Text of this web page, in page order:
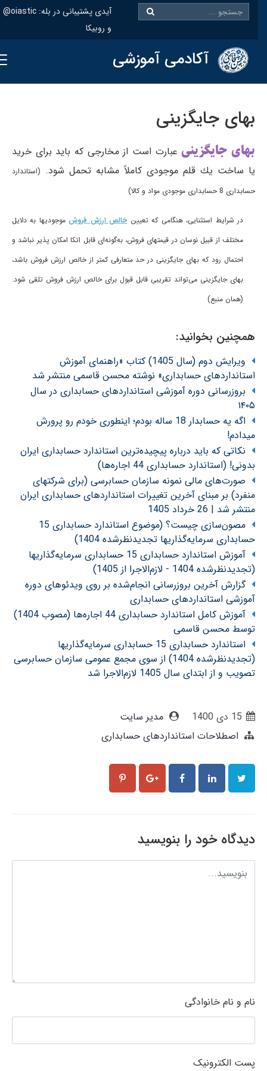
@oiastic :آیدی پشتیبانی در بله
و روبیکا
آکادمی آموزشی
بهای‌ جایگزینی‌
بهای‌ جایگزینی‌عبارت‌ است‌ از مخارجی‌ كه‌ باید برای‌ خرید
یا ساخت‌ یك‌ قلم‌ موجودی‌ كاملاً مشابه‌ تحمل‌ شود.(استاندارد
حسابداری 8 حسابداری موجودی مواد و كالا)
در شرایط‌ استثنایی‌، هنگامی‌ كه‌ تعیین‌خالص‌ ارزش‌ فروش‌موجودیها به‌ دلایل‌
مختلف‌ از قبیل‌ نوسان‌ در قیمتهای‌ فروش‌، به‌گونه‌ای‌ قابل‌ اتكا امكان‌ پذیر نباشد و
احتمال‌ رود كه‌ بهای‌ جایگزینی‌ در حد متعارفی‌ كمتر از خالص‌ ارزش‌ فروش‌ باشد،
بهای‌ جایگزینی‌ می‌تواند تقریبی‌ قابل‌ قبول‌ برای‌ خالص‌ ارزش‌ فروش‌ تلقی‌ شود.
(همان منبع)
همچنین بخوانید:
ویرایش دوم (سال 1405) کتاب «راهنمای آموزش
استانداردهای حسابداری» نوشته محسن قاسمی منتشر شد
بروزرسانی دوره آموزشی استانداردهای حسابداری در سال
۱۴۰۵
اگه یه حسابدار 18 ساله بودم؛ اینطوری خودم رو پرورش
میدادم!
نکاتی که باید درباره پیچیده‌ترین استاندارد حسابداری ایران
بدونی! (استاندارد حسابداری 44 اجاره‌ها)
صورت‌های مالی نمونه سازمان حسابرسی (برای شرکتهای
منفرد) بر مبنای آخرین تغییرات استانداردهای حسابداری ایران
منتشر شد | 26 خرداد 1405
مصون‌سازی چیست؟ (موضوع استاندارد حسابداری 15
حسابداری سرمایه‌گذاریها تجدیدنظرشده 1404)
آموزش استاندارد حسابداری 15 حسابداری سرمایه‌گذاریها
(تجدیدنظرشده 1404 - لازم‌الاجرا از 1405)
گزارش آخرین بروزرسانی انجام‌شده بر روی ویدئوهای دوره
آموزشی استانداردهای حسابداری
آموزش کامل استاندارد حسابداری 44 اجاره‌ها (مصوب 1404)
توسط محسن قاسمی
استاندارد حسابداری 15 حسابداری سرمایه‌گذاریها
(تجدیدنظرشده 1404) از سوی مجمع عمومی سازمان حسابرسی
تصویب و از ابتدای سال 1405 لازم‌الاجرا شد
15 دی 1400
مدیر سایت
اصطلاحات استانداردهای حسابداری
دیدگاه خود را بنویسید
نام و نام خانوادگی
پست الکترونیک